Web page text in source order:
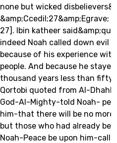
none but wicked
&amp;Ccedil;27&amp;Egrave;
27]. Ibin katheer
indeed Noah called down evil
because of his experience
people. And because he
thousand years less than
Qortobi quoted from Al-
God-Al-Mighty-told Noah-
him-that there will be no more
but those who had already
Noah-Peace be upon him-